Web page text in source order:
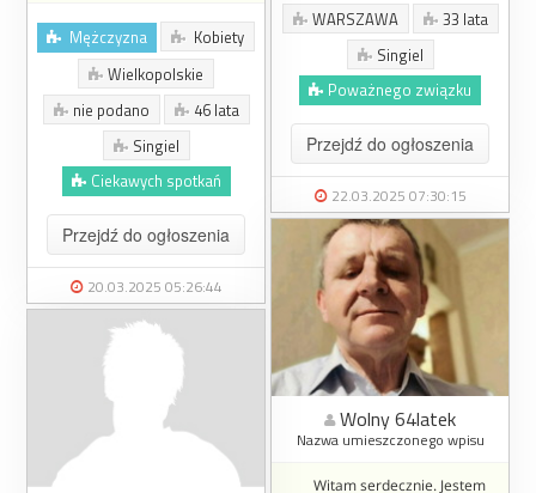
WARSZAWA
33 lata
Singiel
Poważnego związku
Przejdź do ogłoszenia
22.03.2025 07:30:15
Mężczyzna
Kobiety
Wielkopolskie
nie podano
46 lata
Singiel
Ciekawych spotkań
Przejdź do ogłoszenia
20.03.2025 05:26:44
Wolny 64latek
Nazwa umieszczonego wpisu
Witam serdecznie. Jestem